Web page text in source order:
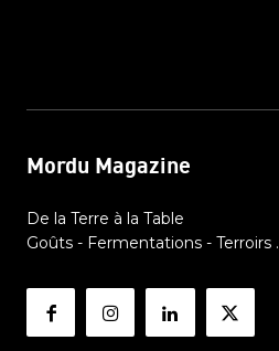
Mordu Magazine
De la Terre à la Table
Goûts - Fermentations - Terroirs .